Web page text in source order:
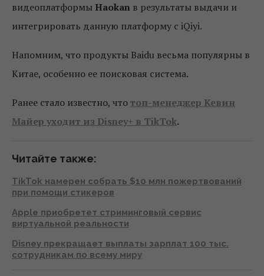
видеоплатформы Haokan в результаты выдачи и
интегрировать данную платформу с iQiyi.
Напомним, что продукты Baidu весьма популярны в
Китае, особенно ее поисковая система.
Ранее стало известно, чтотоп-менеджер Кевин
Майер уходит из Disney+ в TikTok.
Читайте также:
TikTok намерен собрать $10 млн пожертвований
при помощи стикеров
Apple приобретет стриминговый сервис
виртуальной реальности
Disney прекращает выплаты зарплат 100 тыс.
сотрудникам по всему миру